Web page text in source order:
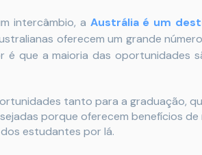
intercâmbio, a Austrália é um
oferecem um grande
é que a maioria das oportunidades
tanto para a graduação,
porque oferecem benefícios
estudantes por lá.